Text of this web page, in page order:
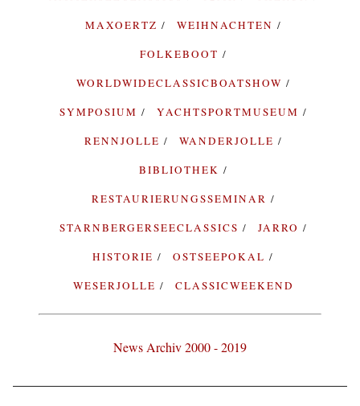
MAXOERTZ
WEIHNACHTEN
FOLKEBOOT
WORLDWIDECLASSICBOATSHOW
SYMPOSIUM
YACHTSPORTMUSEUM
RENNJOLLE
WANDERJOLLE
BIBLIOTHEK
RESTAURIERUNGSSEMINAR
STARNBERGERSEECLASSICS
JARRO
HISTORIE
OSTSEEPOKAL
WESERJOLLE
CLASSICWEEKEND
News Archiv 2000 - 2019